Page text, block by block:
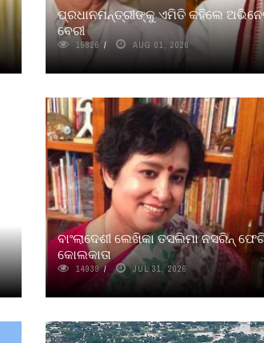
ପ୍ରଧାନମନ୍ତ୍ରୀଙ୍କୁ ଏମିତି କହିଲେ
ବେରୀ
15826 AUG 01, 2026
ବାଂଲାଦେଶୀ ଲେଖିକା ତସଲିମା ନସରିନ୍‌
କୋଲକାତା
14939 JUL 31, 2026